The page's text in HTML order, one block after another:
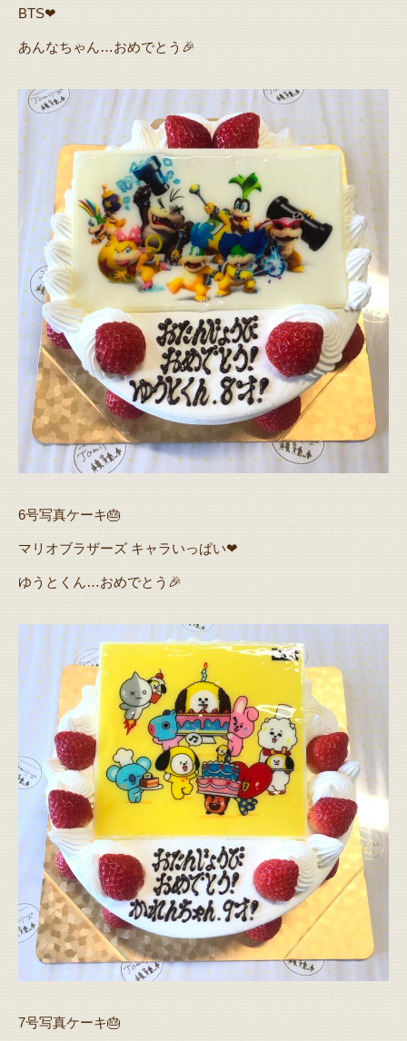
BTS❤
あんなちゃん…おめでとう🎉
6号写真ケーキ🎂
マリオブラザーズ キャラいっぱい❤
ゆうとくん…おめでとう🎉
7号写真ケーキ🎂